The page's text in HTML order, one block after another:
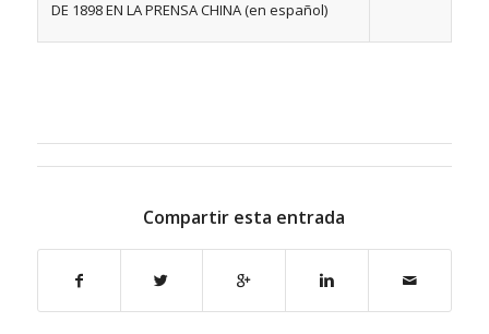
DE 1898 EN LA PRENSA CHINA (en español)
Compartir esta entrada